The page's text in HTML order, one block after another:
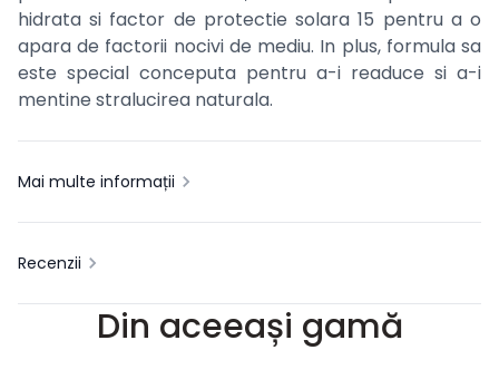
hidrata si factor de protectie solara 15 pentru a o
apara de factorii nocivi de mediu. In plus, formula sa
este special conceputa pentru a-i readuce si a-i
mentine stralucirea naturala.
Mai multe informații
Recenzii
Din aceeași gamă